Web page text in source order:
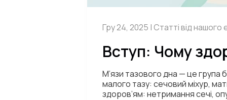
Гру 24, 2025 | Статті від
Вступ: Чому
М’язи тазового дна — це група
малого тазу: сечовий міхур,
здоров’ям: нетримання сечі,